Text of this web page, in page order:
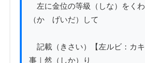
左に金位の等級（しな）をく
（かゝげいだ）して
記載（きさい）【左ルビ：カ
事｜然（しか）り